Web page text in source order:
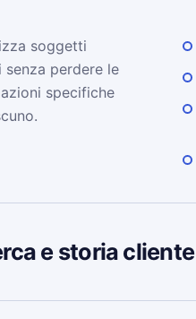
soggetti
senza perdere le
specifiche
e storia cliente